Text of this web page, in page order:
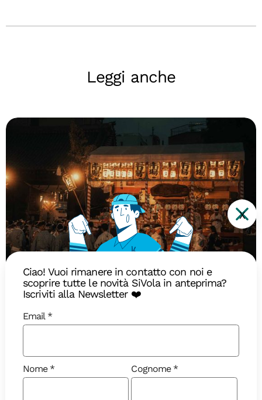
Leggi anche
Diari di Viaggio
Estate in Giappone: ghiaccio
tritato, cacciatori di fantasmi e
4 curiosità giapponesi che dovete sapere prima di
visitare il Paese del Sol Levante
X
Ciao! Vuoi rimanere in contatto con noi e
scoprire tutte le novità SiVola in anteprima?
Iscriviti alla Newsletter ❤️
Email
Nome Cognome